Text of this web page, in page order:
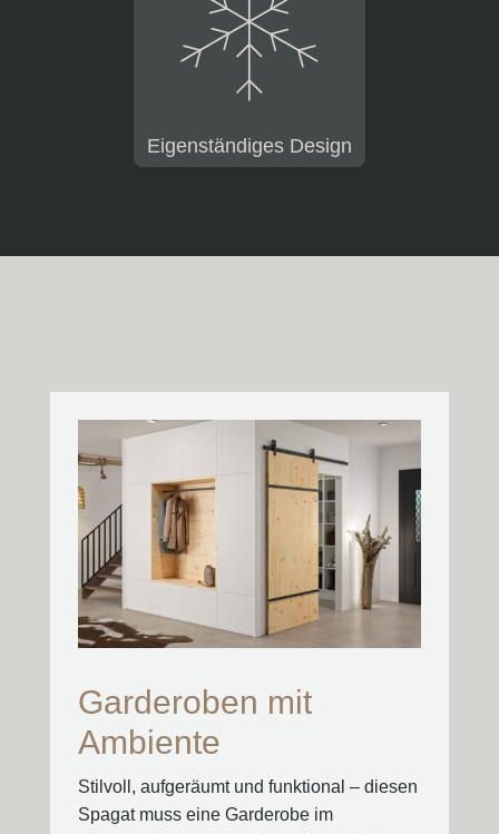
Eigenständiges Design
Garderoben mit
Ambiente
Stilvoll, aufgeräumt und funktional – diesen
Spagat muss eine Garderobe im